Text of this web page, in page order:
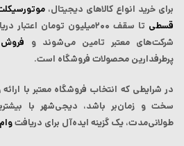
برای خرید انواع کالاهای دیجیتال،
قسطی تا سقف ۲۰۰میلیون تومان اعتبار دریافت کنند.
شرکت‌های معتبر تامین می‌شوند و فروش
پرطرفدارین محصولات فروشگاه است.
در شرایطی که انتخاب فروشگاه معتبر با ارائه
سخت و زمان‌بر باشد، دیجی‌شهر با
طولانی‌مدت، یک گزینه ایده‌آل برای دریافت